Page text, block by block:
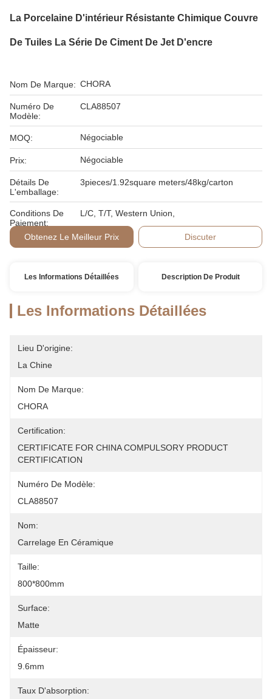
La Porcelaine D'intérieur Résistante Chimique Couvre
De Tuiles La Série De Ciment De Jet D'encre
Nom De Marque: CHORA
Numéro De
Modèle:
CLA88507
MOQ: Négociable
Prix: Négociable
Détails De
L'emballage:
3pieces/1.92square meters/48kg/carton
Conditions De
Paiement:
L/C, T/T, Western Union,
Obtenez Le Meilleur Prix Discuter
Les Informations Détaillées Description De Produit
Les Informations Détaillées
Lieu D'origine:
La Chine
Nom De Marque:
CHORA
Certification:
CERTIFICATE FOR CHINA COMPULSORY PRODUCT
CERTIFICATION
Numéro De Modèle:
CLA88507
Nom:
Carrelage En Céramique
Taille:
800*800mm
Surface:
Matte
Épaisseur:
9.6mm
Taux D'absorption: